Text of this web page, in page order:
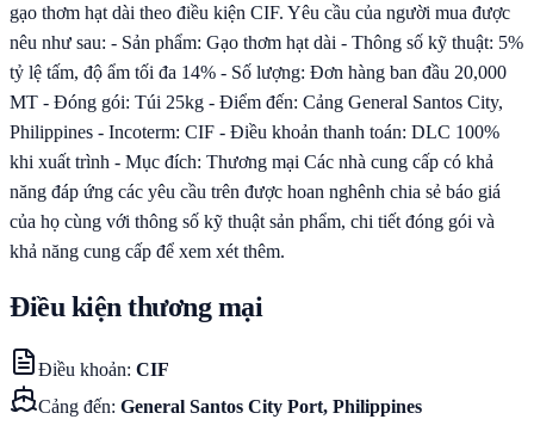
gạo thơm hạt dài theo điều kiện CIF. Yêu cầu của người mua được
nêu như sau: - Sản phẩm: Gạo thơm hạt dài - Thông số kỹ thuật: 5%
tỷ lệ tấm, độ ẩm tối đa 14% - Số lượng: Đơn hàng ban đầu 20,000
MT - Đóng gói: Túi 25kg - Điểm đến: Cảng General Santos City,
Philippines - Incoterm: CIF - Điều khoản thanh toán: DLC 100%
khi xuất trình - Mục đích: Thương mại Các nhà cung cấp có khả
năng đáp ứng các yêu cầu trên được hoan nghênh chia sẻ báo giá
của họ cùng với thông số kỹ thuật sản phẩm, chi tiết đóng gói và
khả năng cung cấp để xem xét thêm.
Điều kiện thương mại
Điều khoản: CIF
Cảng đến: General Santos City Port, Philippines